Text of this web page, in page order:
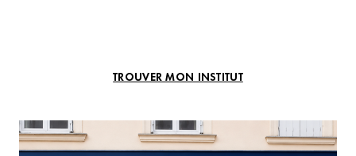
TROUVER MON INSTITUT